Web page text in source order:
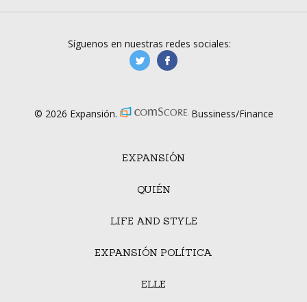
EXPANSIÓN
QUIÉN
LIFE AND STYLE
EXPANSIÓN POLÍTICA
ELLE
Síguenos en nuestras redes sociales:
manufacturaGE
© 2026 Expansión. Bussiness/Finance